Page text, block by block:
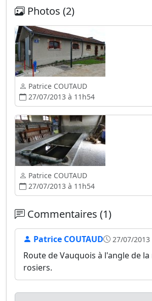
Photos (2)
Patrice COUTAUD
27/07/2013 à 11h54
Patrice COUTAUD
27/07/2013 à 11h54
Commentaires (1)
Patrice COUTAUD 27/07/
Route de Vauquois à l'angle de la
rosiers.